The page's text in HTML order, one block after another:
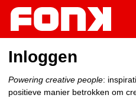
Inloggen
Powering creative people:
positieve manier betrokken om